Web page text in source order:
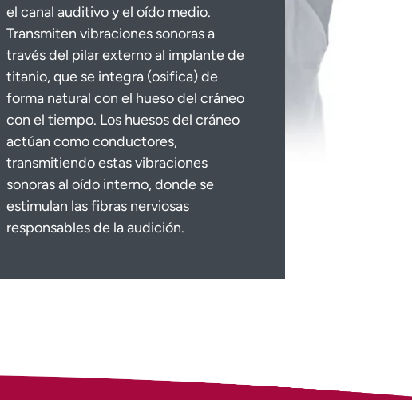
el canal auditivo y el oído medio.
Transmiten vibraciones sonoras a
través del pilar externo al implante de
titanio, que se integra (osifica) de
forma natural con el hueso del cráneo
con el tiempo. Los huesos del cráneo
actúan como conductores,
transmitiendo estas vibraciones
sonoras al oído interno, donde se
estimulan las fibras nerviosas
responsables de la audición.